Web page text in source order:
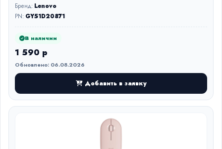
Бренд: Lenovo
PN: GY51D20871
В наличии
1 590 р
Обновлено: 06.08.2026
Добавить в заявку